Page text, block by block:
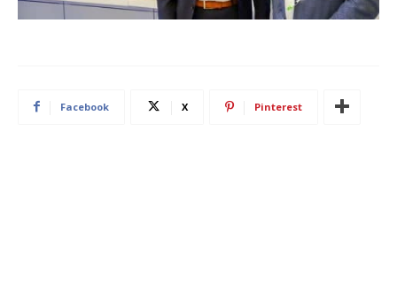
Facebook X Pinterest